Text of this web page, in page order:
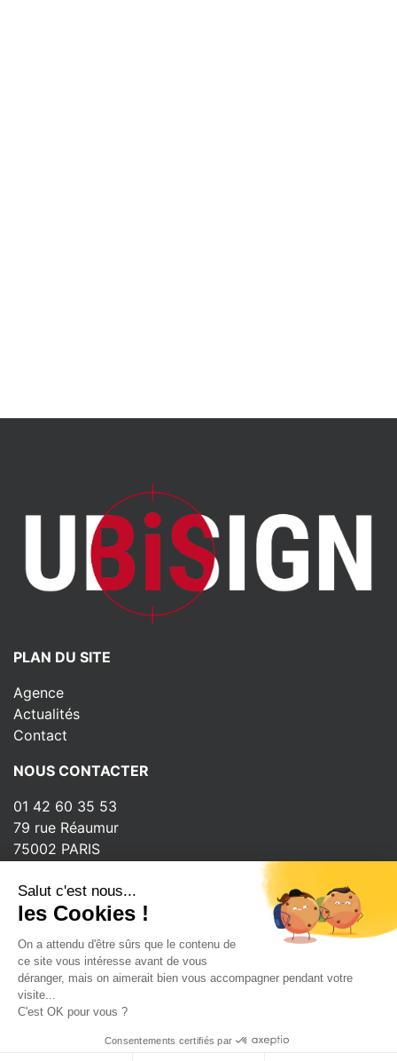
PLAN DU SITE
Agence
Actualités
Contact
NOUS CONTACTER
01 42 60 35 53
79 rue Réaumur
75002 PARIS
INSCRIPTION À LA NEWSLETTER
Salut c'est nous...
les Cookies !
On a attendu d'être sûrs que le contenu de
ce site vous intéresse avant de vous
déranger, mais on aimerait bien vous accompagner pendant votre
visite...
C'est OK pour vous ?
Consentements certifiés par